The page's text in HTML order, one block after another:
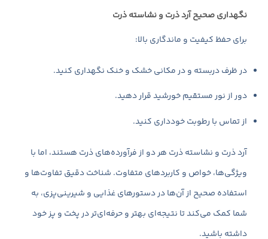
نگهداری صحیح آرد ذرت و نشاسته ذرت
برای حفظ کیفیت و ماندگاری بالا:
در ظرف دربسته و در مکانی خشک و خنک نگهداری کنید.
دور از نور مستقیم خورشید قرار دهید.
از تماس با رطوبت خودداری کنید.
آرد ذرت و نشاسته ذرت هر دو از فرآورده‌های ذرت هستند، اما با
ویژگی‌ها، خواص و کاربردهای متفاوت. شناخت دقیق تفاوت‌ها و
استفاده صحیح از آن‌ها در دستورهای غذایی و شیرینی‌پزی، به
شما کمک می‌کند تا نتیجه‌ای بهتر و حرفه‌ای‌تر در پخت و پز خود
داشته باشید.